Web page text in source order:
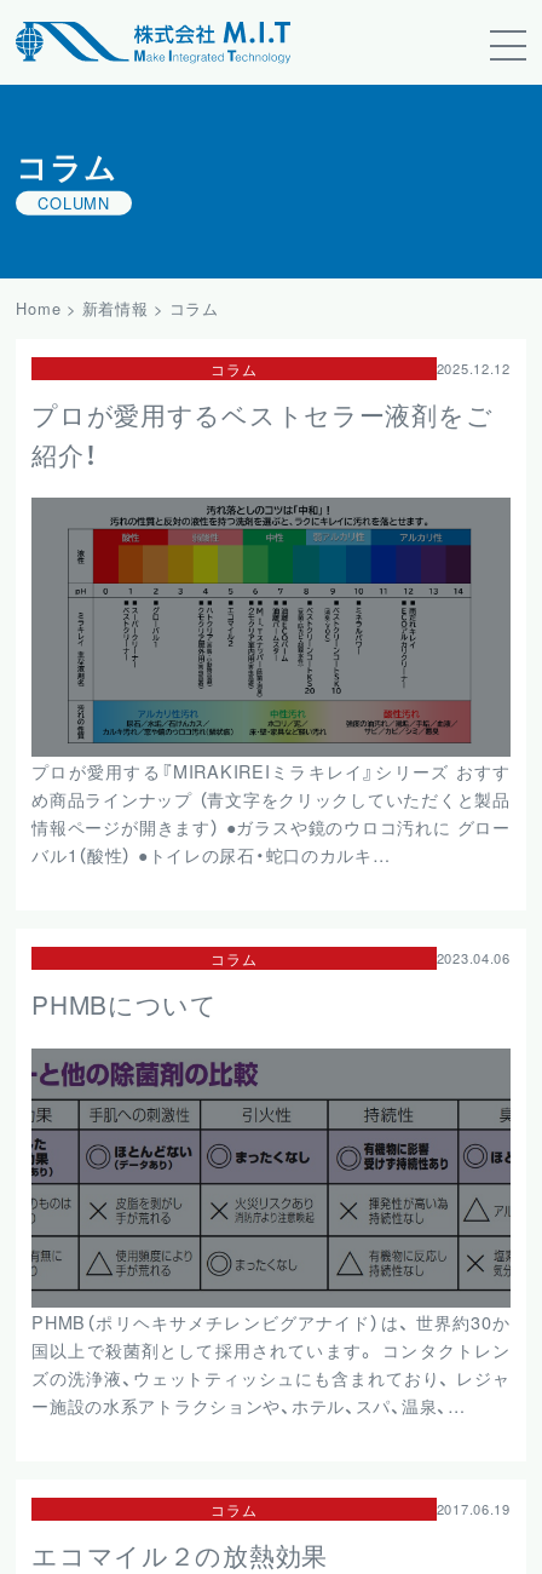
コラム
COLUMN
Home > 新着情報 > コラム
コラム 2025.12.12
プロが愛用するベストセラー液剤をご
紹介！
プロが愛用する『MIRAKIREIミラキレイ』シリーズ おすす
め商品ラインナップ （青文字をクリックしていただくと製品
情報ページが開きます） ●ガラスや鏡のウロコ汚れに グロー
バル1（酸性） ●トイレの尿石・蛇口のカルキ…
コラム 2023.04.06
PHMBについて
PHMB（ポリヘキサメチレンビグアナイド）は、 世界約30か
国以上で殺菌剤として採用されています。 コンタクトレン
ズの洗浄液、ウェットティッシュにも含まれており、 レジャ
ー施設の水系アトラクションや、ホテル、スパ、温泉、…
コラム 2017.06.19
エコマイル２の放熱効果